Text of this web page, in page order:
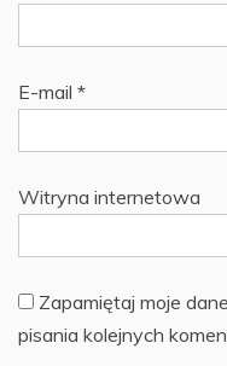
E-mail *
Witryna internetowa
Zapamiętaj moje
pisania kolejnych